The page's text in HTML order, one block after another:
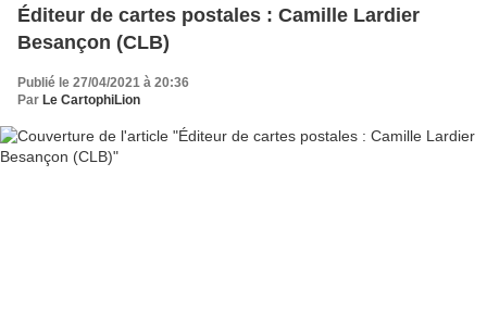
Éditeur de cartes postales : Camille Lardier
Besançon (CLB)
Publié le 27/04/2021 à 20:36
Par Le CartophiLion